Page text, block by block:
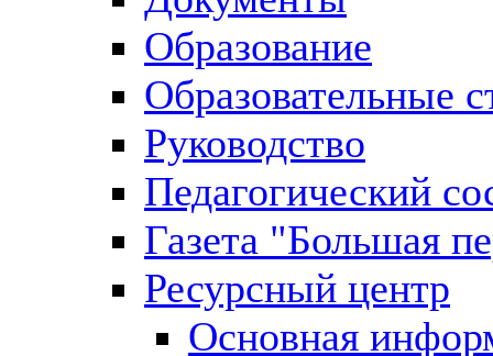
Образование
Образовательные
Руководство
Педагогический
Газета "Большая
Ресурсный центр
Основная